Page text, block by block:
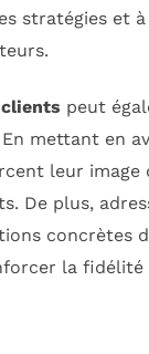
stratégies et
peut
mettant en
leur image
De plus,
concrètes
la fidélité